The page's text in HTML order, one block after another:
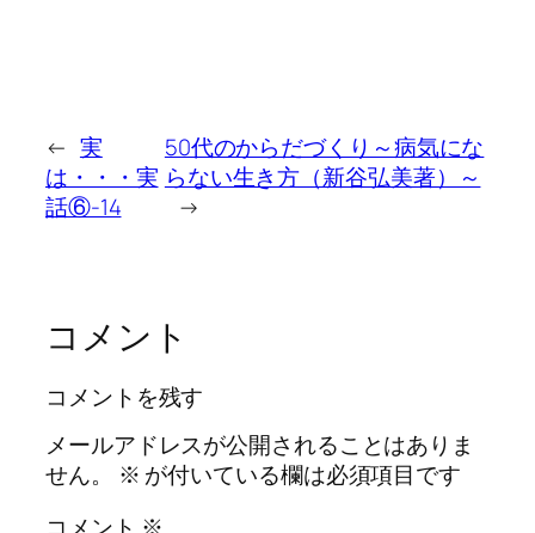
← 実
は・・・実
話⑥-14
50代のからだづくり～病気にな
らない生き方（新谷弘美著）～
→
コメント
コメントを残す
メールアドレスが公開されることはありま
せん。
※ が付いている欄は必須項目です
コメント ※